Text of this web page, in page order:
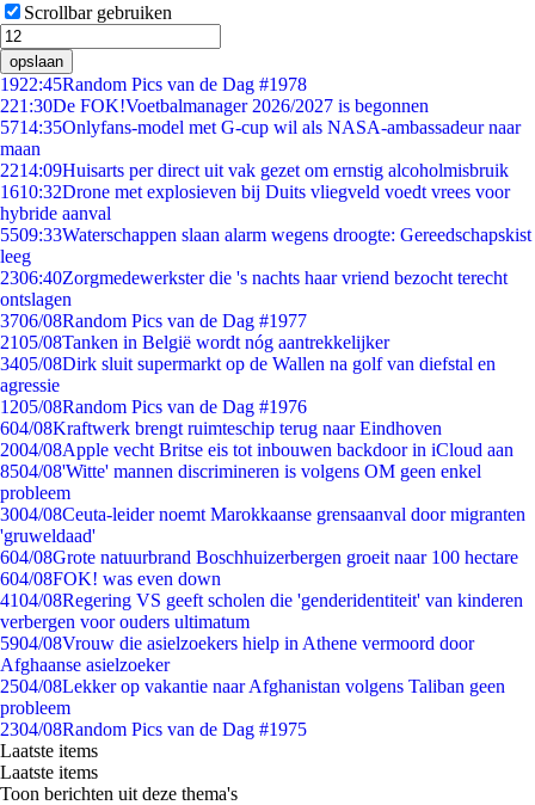
Scrollbar gebruiken
opslaan
1922:45Random Pics van de Dag #1978
221:30De FOK!Voetbalmanager 2026/2027 is begonnen
5714:35Onlyfans-model met G-cup wil als NASA-ambassadeur naar
maan
2214:09Huisarts per direct uit vak gezet om ernstig alcoholmisbruik
1610:32Drone met explosieven bij Duits vliegveld voedt vrees voor
hybride aanval
5509:33Waterschappen slaan alarm wegens droogte: Gereedschapskist
leeg
2306:40Zorgmedewerkster die 's nachts haar vriend bezocht terecht
ontslagen
3706/08Random Pics van de Dag #1977
2105/08Tanken in België wordt nóg aantrekkelijker
3405/08Dirk sluit supermarkt op de Wallen na golf van diefstal en
agressie
1205/08Random Pics van de Dag #1976
604/08Kraftwerk brengt ruimteschip terug naar Eindhoven
2004/08Apple vecht Britse eis tot inbouwen backdoor in iCloud aan
8504/08'Witte' mannen discrimineren is volgens OM geen enkel
probleem
3004/08Ceuta-leider noemt Marokkaanse grensaanval door migranten
'gruweldaad'
604/08Grote natuurbrand Boschhuizerbergen groeit naar 100 hectare
604/08FOK! was even down
4104/08Regering VS geeft scholen die 'genderidentiteit' van kinderen
verbergen voor ouders ultimatum
5904/08Vrouw die asielzoekers hielp in Athene vermoord door
Afghaanse asielzoeker
2504/08Lekker op vakantie naar Afghanistan volgens Taliban geen
probleem
2304/08Random Pics van de Dag #1975
Laatste items
Laatste items
Toon berichten uit deze thema's